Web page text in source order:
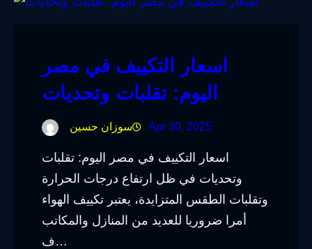
اسعار التكييف في مصر
اليوم: تقلبات وتحديات
سوزان حسين Apr 30, 2025
اسعار التكييف في مصر اليوم: تقلبات
وتحديات في ظل ارتفاع درجات الحرارة
وتقلبات الطقس المتزايدة، يعتبر تكييف الهواء
أمرا ضروريا للعديد من المنازل والمكاتب
ف…